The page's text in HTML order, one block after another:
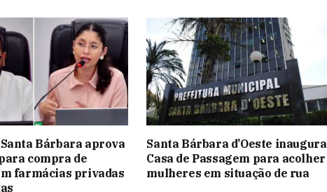
Bárbara aprova
compra de
farmácias privadas
Santa Bárbara d’Oeste inaugura
Casa de Passagem para acolher
mulheres em situação de rua